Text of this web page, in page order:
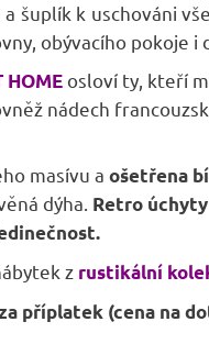
a šuplík k uschováni
obývacího pokoje
HOMEosloví ty, kteří
nádech
masívu a ošetřena
dýha. Retro úchyty
z rustikální
příplatek (cena na